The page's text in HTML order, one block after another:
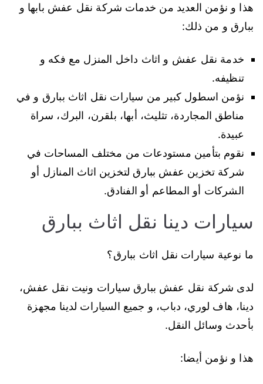
هذا و نؤمن العديد من خدمات شركة نقل عفش بابها و
ببارق و من ذلك:
خدمة نقل عفش و اثاث داخل المنزل مع فكه و
تنظيفه.
نؤمن اسطول كبير من سيارات نقل اثاث ببارق و في
مناطق المجاردة، تثليث، أبها، بلقرن، البرك، سراة
عبيدة.
نقوم بتأمين مستودعات من مختلف المساحات في
شركة تخزين عفش ببارق لتخزين اثاث المنازل أو
الشركات أو المطاعم أو الفنادق.
سيارات دينا نقل اثاث ببارق
ما نوعية سيارات نقل اثاث ببارق؟
لدى شركة نقل عفش ببارق سيارات ونيت نقل عفش،
دينا، هاف لوري، دباب، و جميع السيارات لدينا مجهزة
بأحدث وسائل النقل.
هذا و نؤمن أيضا: